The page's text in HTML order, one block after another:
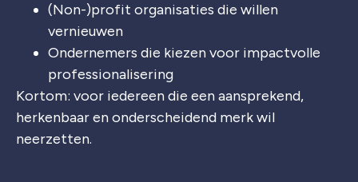
(Non-)profit organisaties die willen
vernieuwen
Ondernemers die kiezen voor impactvolle
professionalisering
Kortom: voor iedereen die een aansprekend,
herkenbaar en onderscheidend merk wil
neerzetten.